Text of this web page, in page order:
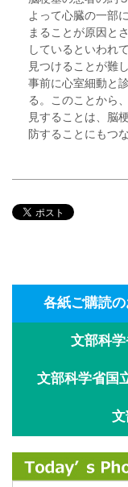
よって心臓の一部
まることが原因と
しているといわれ
見つけることが難
事前に心室細動と
る。このことから
見することは、脳
防することにもつ
各紙ご購読
文部科
文部科学省国